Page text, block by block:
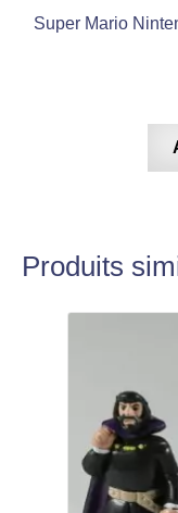
Super Mario
Produits